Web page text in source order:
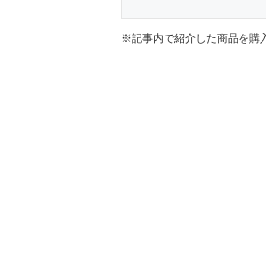
※記事内で紹介した商品を購